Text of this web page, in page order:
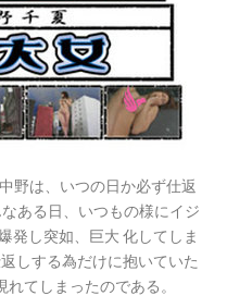
野は、いつの日か必ず仕返
ある日、いつもの様にイジ
発し突如、巨大 化してしま
しする為だけに抱いていた
てしまったのである。